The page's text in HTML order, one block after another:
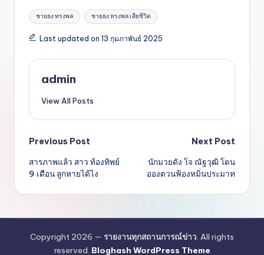
Tags:
ชายธง ทรงพล ชายธง ทรงพล เสียชีวิต
Last updated on 13 กุมภาพันธ์ 2025
admin
View All Posts
Post
navigation
Previous Post
สารภาพแล้ว สาว ท้องทิพย์
9 เดือน ลูกหายได้ไง
Next Post
นักมวยดัง โจ ณัฐวุฒิ โดน
อองตวนฟ้องหมิ่นประมาท
Copyright 2026 — รายงานทุกสถานการณ์ข่าว. All rights
reserved. Bloghash WordPress Theme